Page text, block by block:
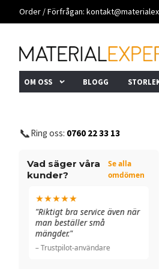
Order / Förfrågan:
OM OSS BLOGG
📞Ring oss: 0760 22 33 13
Vad säger våra
kunder?
Se alla
omdömen
★★★★★
"Riktigt bra service även när
man beställer små
mängder."
– Trustpilot-användare